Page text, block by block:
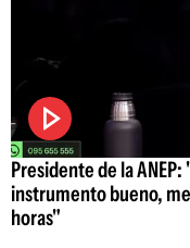
Presidente de la
instrumento bueno,
horas"